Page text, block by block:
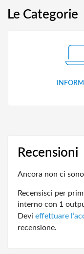
Le Categorie
Recensioni
Ancora non ci
Recensisci per
interno con 1
Devi effettuare
recensione.